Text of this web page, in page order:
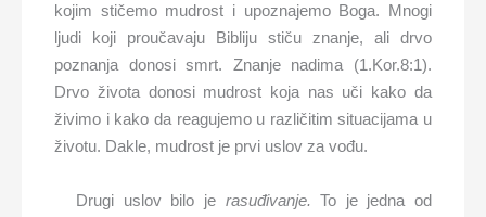
kojim stičemo mudrost i upoznajemo Boga. Mnogi
ljudi koji proučavaju Bibliju stiču znanje, ali drvo
poznanja donosi smrt. Znanje nadima (1.Kor.8:1).
Drvo života donosi mudrost koja nas uči kako da
živimo i kako da reagujemo u različitim situacijama u
životu. Dakle, mudrost je prvi uslov za vođu.
Drugi uslov bilo je rasuđivanje. To je jedna od